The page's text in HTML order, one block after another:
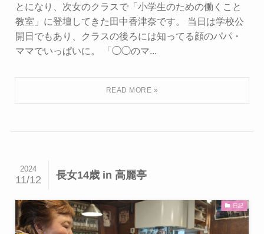
とになり、次女のクラスで「小学生のための働くこと
教室」に登壇してきた田中香津奈です。 当日は学校公
開日でもあり、クラスの後ろには知ってる顔のパパ・
ママでいっぱいに。 「◯◯のマ...
長女14歳 in 高麗亭
2024
11/12
日記